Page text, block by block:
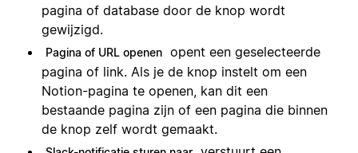
pagina of database door de knop wordt
gewijzigd.
Pagina of URL openen opent een geselecteerde
pagina of link. Als je de knop instelt om een
Notion-pagina te openen, kan dit een
bestaande pagina zijn of een pagina die binnen
de knop zelf wordt gemaakt.